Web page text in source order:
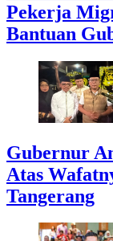
Pekerja
Bantuan
Gubernur
Atas
Tangerang